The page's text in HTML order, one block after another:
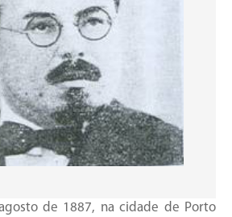
de 1887, na cidade de Porto